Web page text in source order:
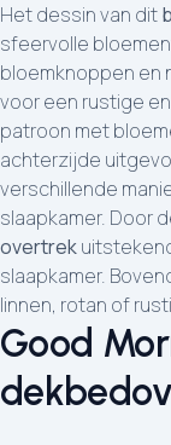
Het dessin van dit
sfeervolle
bloemknoppen en
voor een rustige
patroon met
achterzijde
verschillende
slaapkamer. Door
overtrek
slaapkamer.
linnen, rotan of
Good